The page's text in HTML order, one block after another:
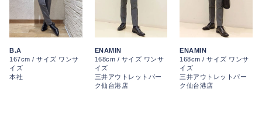
B.A
167cm / サイズ ワンサ
イズ
本社
ENAMIN
168cm / サイズ ワンサ
イズ
三井アウトレットパー
ク仙台港店
ENAMIN
168cm / サイズ ワンサ
イズ
三井アウトレットパー
ク仙台港店